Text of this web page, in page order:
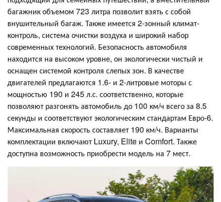
багажник объемом 723 литра позволит взять с собой
внушительный багаж. Также имеется 2-зонный климат-
контроль, система очистки воздуха и широкий набор
современных технологий. Безопасность автомобиля
находится на высоком уровне, он экологически чистый и
оснащен системой контроля слепых зон. В качестве
двигателей предлагаются 1.6- и 2-литровые моторы с
мощностью 190 и 245 л.с. соответственно, которые
позволяют разгонять автомобиль до 100 км/ч всего за 8.5
секунды и соответствуют экологическим стандартам Евро-6.
Максимальная скорость составляет 190 км/ч. Варианты
комплектации включают Luxury, Elite и Comfort. Также
доступна возможность приобрести модель на 7 мест.